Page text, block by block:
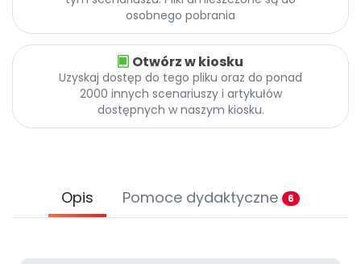
Archiwalne numery
Pomoc
osobnego pobrania
Otwórz w kiosku
Uzyskaj dostęp do tego pliku oraz do ponad
2000 innych scenariuszy i artykułów
dostępnych w naszym kiosku.
Opis Pomoce dydaktyczne 6